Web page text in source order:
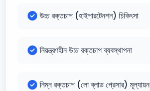
উচ্চ রক্তচাপ (হাইপারটেনশন) চিকিৎসা
নিয়ন্ত্রণহীন উচ্চ রক্তচাপ ব্যবস্থাপনা
নিম্ন রক্তচাপ (লো ব্লাড প্রেসার) মূল্যায়ন